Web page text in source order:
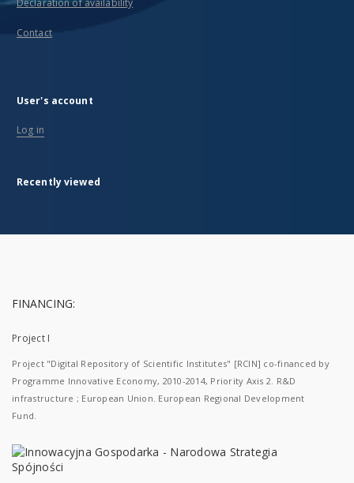
Declaration of availability
Contact
User's account
Log in
Recently viewed
FINANCING:
Project I
Project "Digital Repository of Scientific Institutes" [RCIN] co-financed by
Programme Innovative Economy, 2010-2014, Priority Axis 2. R&D
infrastructure ; European Union. European Regional Development
Fund.